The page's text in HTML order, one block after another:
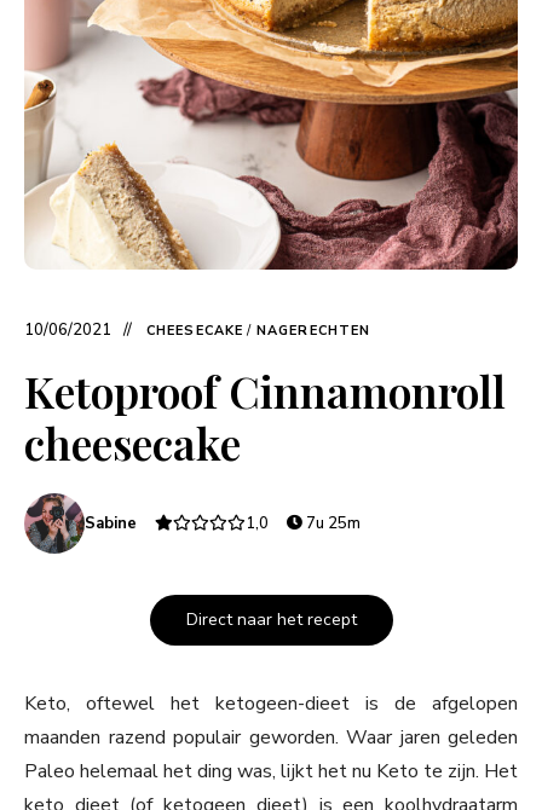
10/06/2021 CHEESECAKE / NAGERECHTEN
Ketoproof Cinnamonroll
cheesecake
Sabine 1,0 7u 25m
Direct naar het recept
Keto, oftewel het ketogeen-dieet is de afgelopen
maanden razend populair geworden. Waar jaren geleden
Paleo helemaal het ding was, lijkt het nu Keto te zijn. Het